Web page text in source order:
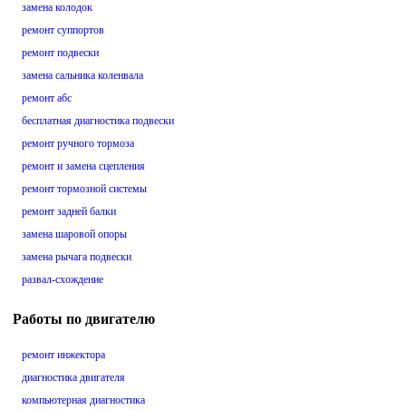
замена колодок
ремонт суппортов
ремонт подвески
замена сальника коленвала
ремонт абс
бесплатная диагностика подвески
ремонт ручного тормоза
ремонт и замена сцепления
ремонт тормозной системы
ремонт задней балки
замена шаровой опоры
замена рычага подвески
развал-схождение
Работы по двигателю
ремонт инжектора
диагностика двигателя
компьютерная диагностика